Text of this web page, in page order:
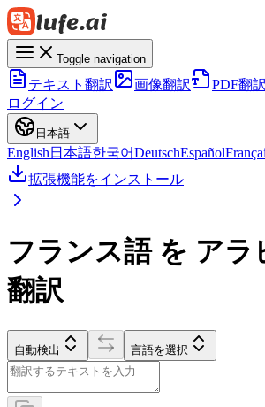
Toggle navigation
テキスト翻訳 画像翻訳 PDF翻訳
ログイン
日本語
English 日本語한국어DeutschEspañol
拡張機能をインストール
フランス語 を アラ
翻訳
自動検出 言語を選択